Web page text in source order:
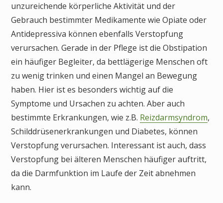
unzureichende körperliche Aktivität und der
Gebrauch bestimmter Medikamente wie Opiate oder
Antidepressiva können ebenfalls Verstopfung
verursachen. Gerade in der Pflege ist die Obstipation
ein häufiger Begleiter, da bettlägerige Menschen oft
zu wenig trinken und einen Mangel an Bewegung
haben. Hier ist es besonders wichtig auf die
Symptome und Ursachen zu achten. Aber auch
bestimmte Erkrankungen, wie z.B. Reizdarmsyndrom,
Schilddrüsenerkrankungen und Diabetes, können
Verstopfung verursachen. Interessant ist auch, dass
Verstopfung bei älteren Menschen häufiger auftritt,
da die Darmfunktion im Laufe der Zeit abnehmen
kann.